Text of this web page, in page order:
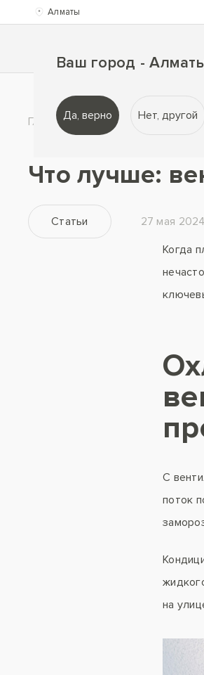
Алматы
Ваш город -
Да, верно Нет, другой
Главная Здоровье в дом
Что лучше:
Статьи
27 мая 2024
Когда
С
поток
на